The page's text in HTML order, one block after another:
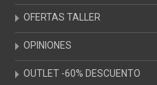
OFERTAS TALLER
OPINIONES
OUTLET -60% DESCUENTO